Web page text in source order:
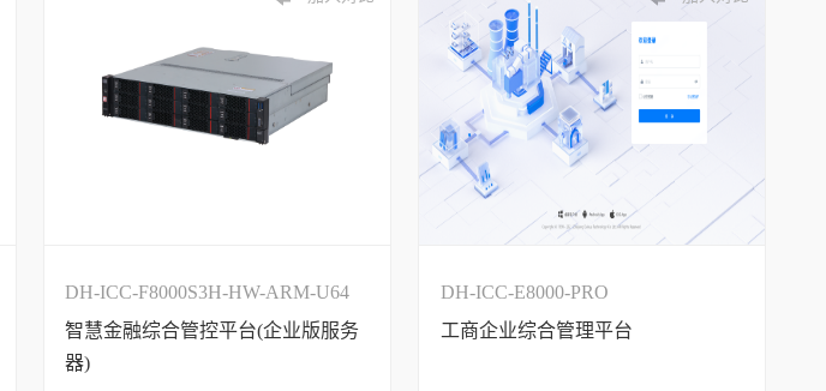
DH-ICC-F8000S3H-HW-ARM-U64
智慧金融综合管控平台(企业版服务
器)
DH-ICC-E8000-PRO
工商企业综合管理平台